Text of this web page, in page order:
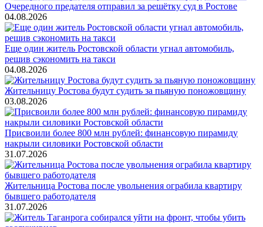
Очередного предателя отправил за решётку суд в Ростове
04.08.2026
Еще один житель Ростовской области угнал автомобиль,
решив сэкономить на такси
04.08.2026
Жительницу Ростова будут судить за пьяную поножовщину
03.08.2026
Присвоили более 800 млн рублей: финансовую пирамиду
накрыли силовики Ростовской области
31.07.2026
Жительница Ростова после увольнения ограбила квартиру
бывшего работодателя
31.07.2026